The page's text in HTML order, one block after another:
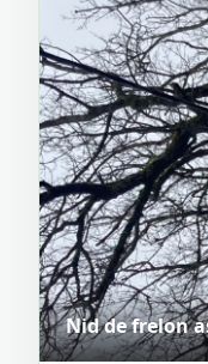
Nid de frelon